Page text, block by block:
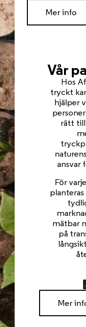
Mer info
Vår
Hos
tryckt
hjälper
rätt
ansvar
För
mätbar
på
Mer